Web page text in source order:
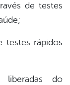
de testes
testes rápidos
do